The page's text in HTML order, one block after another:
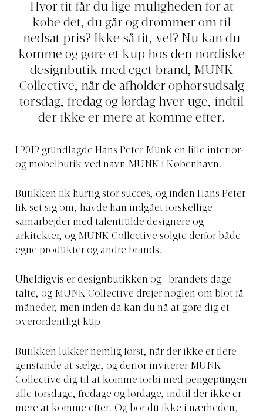
Hvor tit får du lige muligheden for at
købe det, du går og drømmer om til
nedsat pris? Ikke så tit, vel? Nu kan du
komme og gøre et kup hos den nordiske
designbutik med eget brand, MUNK
Collective, når de afholder ophørsudsalg
torsdag, fredag og lørdag hver uge, indtil
der ikke er mere at komme efter.
I 2012 grundlagde Hans Peter Munk en lille interiør-
og møbelbutik ved navn MUNK i København.
Butikken fik hurtig stor succes, og inden Hans Peter
fik set sig om, havde han indgået forskellige
samarbejder med talentfulde designere og
arkitekter, og MUNK Collective solgte derfor både
egne produkter og andre brands.
Uheldigvis er designbutikken og -brandets dage
talte, og MUNK Collective drejer nøglen om blot få
måneder, men inden da kan du nå at gøre dig et
overordentligt kup.
Butikken lukker nemlig først, når der ikke er flere
genstande at sælge, og derfor inviterer MUNK
Collective dig til at komme forbi med pengepungen
alle torsdage, fredage og lørdage, indtil der ikke er
mere at komme efter. Og bor du ikke i nærheden,